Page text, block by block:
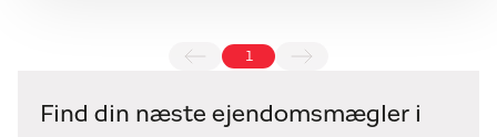
Find din næste ejendomsmægler i